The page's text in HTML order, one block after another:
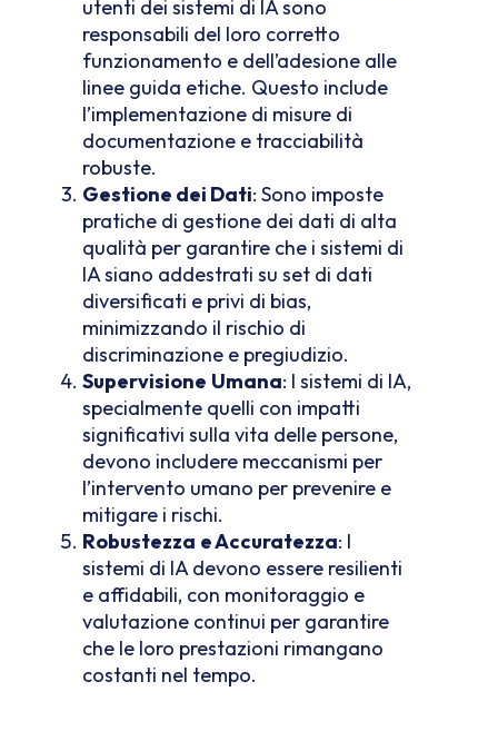
utenti dei sistemi di IA sono
responsabili del loro corretto
funzionamento e dell’adesione alle
linee guida etiche. Questo include
l’implementazione di misure di
documentazione e tracciabilità
robuste.
Gestione dei Dati: Sono imposte
pratiche di gestione dei dati di alta
qualità per garantire che i sistemi di
IA siano addestrati su set di dati
diversificati e privi di bias,
minimizzando il rischio di
discriminazione e pregiudizio.
Supervisione Umana: I sistemi di IA,
specialmente quelli con impatti
significativi sulla vita delle persone,
devono includere meccanismi per
l’intervento umano per prevenire e
mitigare i rischi.
Robustezza e Accuratezza: I
sistemi di IA devono essere resilienti
e affidabili, con monitoraggio e
valutazione continui per garantire
che le loro prestazioni rimangano
costanti nel tempo.